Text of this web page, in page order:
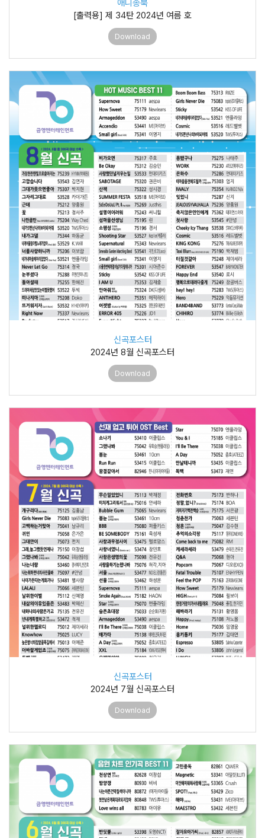
애니송북
[출력용] 제 34탄 2024년 여름 호
Download
신곡포스터
2024년 8월 신곡포스터
Download
신곡포스터
2024년 7월 신곡포스터
Download